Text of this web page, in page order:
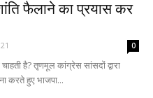
फैलाने का प्रयास कर
0
है? तृणमूल कांग्रेस सांसदों द्वारा
करते हुए भाजपा...